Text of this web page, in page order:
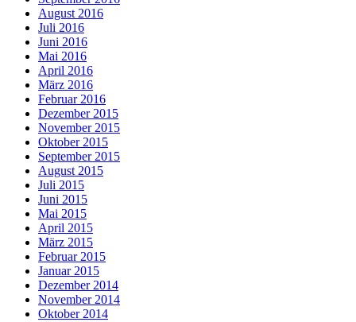
August 2016
Juli 2016
Juni 2016
Mai 2016
April 2016
März 2016
Februar 2016
Dezember 2015
November 2015
Oktober 2015
September 2015
August 2015
Juli 2015
Juni 2015
Mai 2015
April 2015
März 2015
Februar 2015
Januar 2015
Dezember 2014
November 2014
Oktober 2014